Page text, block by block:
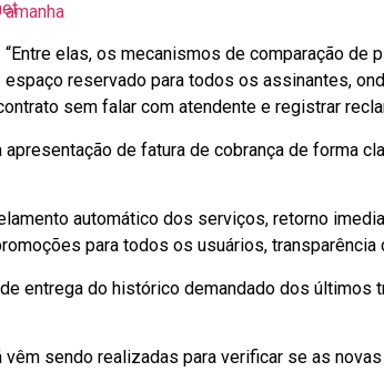
amanha
“Entre elas, os mecanismos de comparação
espaço reservado para todos os assinantes,
sem falar com atendente e registrar
de fatura de cobrança de forma
automático dos serviços, retorno
para todos os usuários,
entrega do histórico demandado dos
sendo realizadas para verificar se as